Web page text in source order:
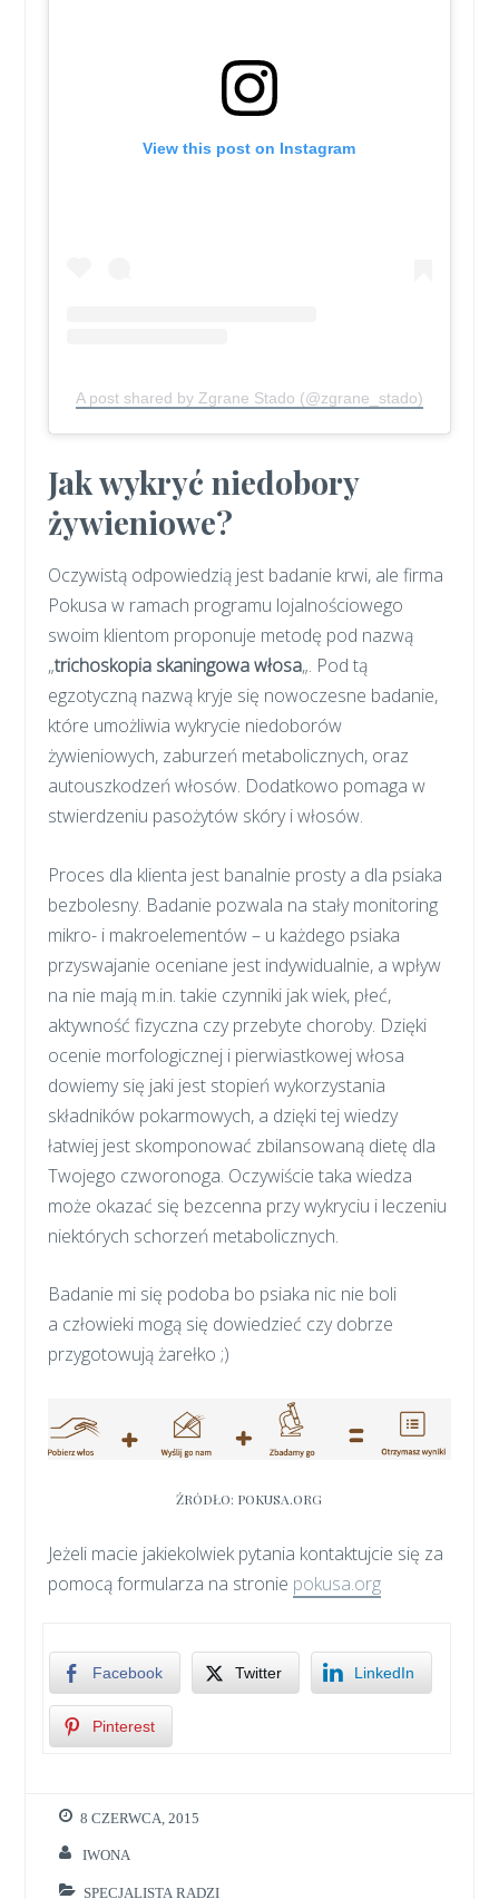
View this post on Instagram
A post shared by Zgrane Stado (@zgrane_stado)
Jak wykryć niedobory
żywieniowe?
Oczywistą odpowiedzią jest badanie krwi, ale firma
Pokusa w ramach programu lojalnościowego
swoim klientom proponuje metodę pod nazwą
„trichoskopia skaningowa włosa„. Pod tą
egzotyczną nazwą kryje się nowoczesne badanie,
które umożliwia wykrycie niedoborów
żywieniowych, zaburzeń metabolicznych, oraz
autouszkodzeń włosów. Dodatkowo pomaga w
stwierdzeniu pasożytów skóry i włosów.
Proces dla klienta jest banalnie prosty a dla psiaka
bezbolesny. Badanie pozwala na stały monitoring
mikro- i makroelementów – u każdego psiaka
przyswajanie oceniane jest indywidualnie, a wpływ
na nie mają m.in. takie czynniki jak wiek, płeć,
aktywność fizyczna czy przebyte choroby. Dzięki
ocenie morfologicznej i pierwiastkowej włosa
dowiemy się jaki jest stopień wykorzystania
składników pokarmowych, a dzięki tej wiedzy
łatwiej jest skomponować zbilansowaną dietę dla
Twojego czworonoga. Oczywiście taka wiedza
może okazać się bezcenna przy wykryciu i leczeniu
niektórych schorzeń metabolicznych.
Badanie mi się podoba bo psiaka nic nie boli
a człowieki mogą się dowiedzieć czy dobrze
przygotowują żarełko ;)
ŹRÓDŁO: POKUSA.ORG
Jeżeli macie jakiekolwiek pytania kontaktujcie się za
pomocą formularza na stronie pokusa.org
Facebook Twitter LinkedIn
Pinterest
8 CZERWCA, 2015
IWONA
SPECJALISTA RADZI